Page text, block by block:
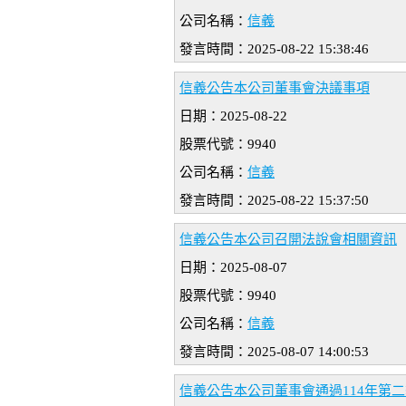
公司名稱： 信義
發言時間：2025-08-22 15:38:46
信義公告本公司董事會決議事項
日期：2025-08-22
股票代號：9940
公司名稱： 信義
發言時間：2025-08-22 15:37:50
信義公告本公司召開法說會相關資訊
日期：2025-08-07
股票代號：9940
公司名稱： 信義
發言時間：2025-08-07 14:00:53
信義公告本公司董事會通過114年第